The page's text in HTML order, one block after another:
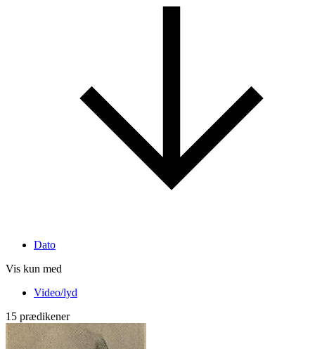
Dato
Vis kun med
Video/lyd
15 prædikener